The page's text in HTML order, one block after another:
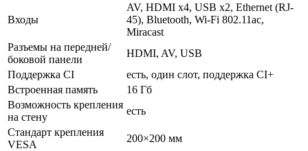
Входы
AV, HDMI x4, USB x2, Ethernet (RJ-
45), Bluetooth, Wi-Fi 802.11ac,
Miracast
Разъемы на передней/
боковой панели
HDMI, AV, USB
Поддержка CI
есть, один слот, поддержка CI+
Встроенная память
16 Гб
Возможность крепления
на стену
есть
Стандарт крепления
VESA
200×200 мм